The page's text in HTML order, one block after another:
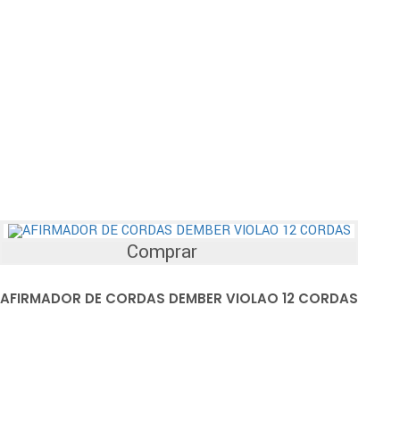
Comprar
AFIRMADOR DE CORDAS DEMBER VIOLAO 12 CORDAS